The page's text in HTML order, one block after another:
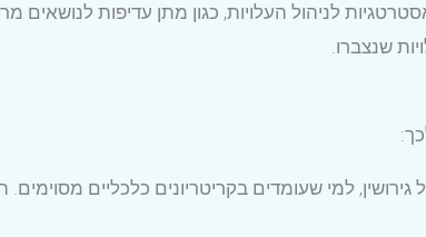
לניהול העלויות, כגון מתן עדיפות לנושאים
שנצברו.
למי שעומדים בקריטריונים כלכליים מסוימים.